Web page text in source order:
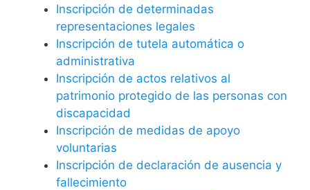
Inscripción de determinadas
representaciones legales
Inscripción de tutela automática o
administrativa
Inscripción de actos relativos al
patrimonio protegido de las personas con
discapacidad
Inscripción de medidas de apoyo
voluntarias
Inscripción de declaración de ausencia y
fallecimiento